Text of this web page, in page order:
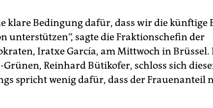
klare Bedingung dafür, dass wir die künftige
unterstützen“, sagte die Fraktionschefin der
Iratxe García, am Mittwoch in Brüssel.
Grünen, Reinhard Bütikofer, schloss sich
spricht wenig dafür, dass der Frauenanteil